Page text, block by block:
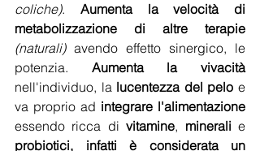
coliche). Aumenta la velocità di
metabolizzazione di altre terapie
(naturali) avendo effetto sinergico, le
potenzia.
Aumenta la vivacità
nell'individuo, la lucentezza del pelo e
va proprio ad integrare l'alimentazione
essendo ricca di vitamine, minerali
probiotici, infatti è considerata un